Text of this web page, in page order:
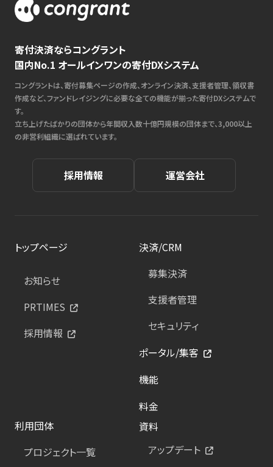
寄付決済ならコングラント
国内No.1 オールインワンの寄付DXシステム
コングラントは、寄付募集ページの作成、オンライン決済、支援者管理、領収書
作成など、ファンドレイジングに必要な全ての機能が揃った寄付DXシステムで
す。
立ち上げたばかりの団体から年間収入数十億円規模の団体まで、3,000以上
の非営利組織に選ばれています。
採用情報 運営会社
トップページ
お知らせ
PRTIMES
採用情報
決済/CRM
募集決済
支援者管理
セキュリティ
ポータル/集客
機能
料金
利用団体
プロジェクト一覧
資料
アップデート